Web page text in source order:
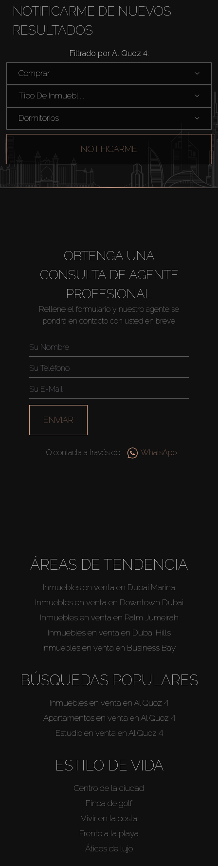
Comprar
Alquilar
Venta
Agentes
NOTIFICARME DE NUEVOS
RESULTADOS
Filtrado por Al Quoz 4:
Comprar
Tipo De Inmuebl ...
Dormitorios
NOTIFICARME
OBTENGA UNA
CONSULTA DE AGENTE
PROFESIONAL
Rellene el formulario y nuestro agente se
pondrá en contacto con usted en breve
ENVIAR
O contacta a través de WhatsApp
ÁREAS DE TENDENCIA
Inmuebles en venta en Dubai Marina
Inmuebles en venta en Downtown Dubai
Inmuebles en venta en Palm Jumeirah
Inmuebles en venta en Dubai Hills
Inmuebles en venta en Business Bay
BÚSQUEDAS POPULARES
Inmuebles en venta en Al Quoz 4
Apartamentos en venta en Al Quoz 4
Estudio en venta en Al Quoz 4
ESTILO DE VIDA
Centro de la ciudad
Finca de golf
Vivir en la costa
Frente a la playa
Áticos de lujo